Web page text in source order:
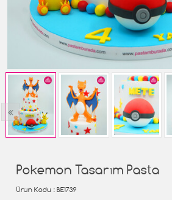
‹
Pokemon Tasarım Pasta
Ürün Kodu : BE1739